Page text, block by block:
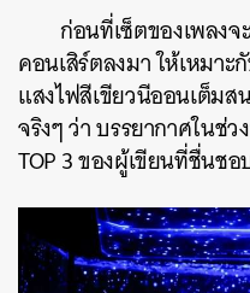
ก่อนที่เซ็ตของเพลง
คอนเสิร์ตลงมา ให้เหมา
แสงไฟสีเขียวนีออนเต็ม
จริงๆ ว่า บรรยากาศในช่
TOP 3 ของผู้เขียนที่ชื่นช